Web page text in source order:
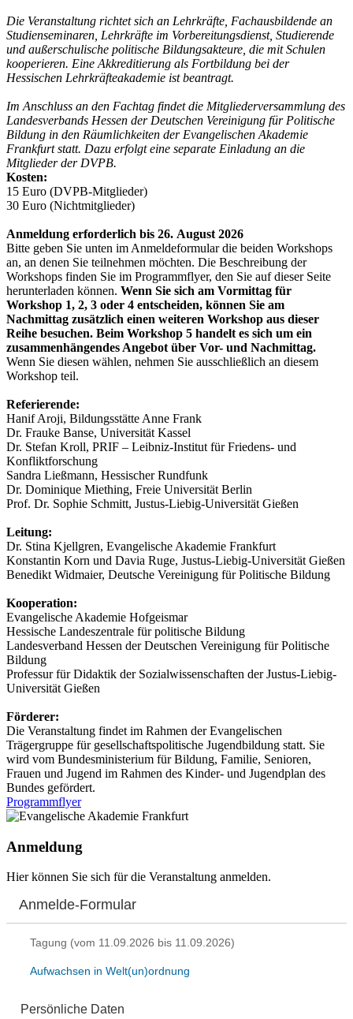
Die Veranstaltung richtet sich an Lehrkräfte, Fachausbildende an
Studienseminaren, Lehrkräfte im Vorbereitungsdienst, ­Studierende
und außerschulische politische Bildungsakteure, die mit Schulen
kooperieren. Eine Akkreditierung als Fortbildung bei der
Hessischen Lehrkräfteakademie ist beantragt.
Im Anschluss an den Fachtag findet die Mitgliederversammlung des
Landesverbands Hessen der Deutschen Vereinigung für Politische
Bildung in den Räumlichkeiten der Evangelischen Akademie
Frankfurt statt. Dazu erfolgt eine separate Einladung an die
Mitglieder der DVPB.
Kosten:
15 Euro (DVPB-Mitglieder)
30 Euro (Nichtmitglieder)
Anmeldung erforderlich bis 26. August 2026
Bitte geben Sie unten im Anmeldeformular die beiden Workshops
an, an denen Sie teilnehmen möchten. Die Beschreibung der
Workshops finden Sie im Programmflyer, den Sie auf dieser Seite
herunterladen können. Wenn Sie sich am Vormittag für
Workshop 1, 2, 3 oder 4 entscheiden, können Sie am
Nachmittag zusätzlich einen weiteren Workshop aus dieser
Reihe besuchen. Beim Workshop 5 handelt es sich um ein
zusammenhängendes Angebot über Vor- und Nachmittag.
Wenn Sie diesen wählen, nehmen Sie ausschließlich an diesem
Workshop teil.
Referierende:
Hanif Aroji, Bildungsstätte Anne Frank
Dr. Frauke Banse, Universität Kassel
Dr. Stefan Kroll, PRIF – Leibniz-Institut für Friedens- und
Konfliktforschung
Sandra Ließmann, Hessischer Rundfunk
Dr. Dominique Miething, Freie Universität Berlin
Prof. Dr. Sophie Schmitt, Justus-Liebig-Universität Gießen
Leitung:
Dr. Stina Kjellgren, Evangelische Akademie Frankfurt
Konstantin Korn und Davia Ruge, Justus-Liebig-Universität Gießen
Benedikt Widmaier, Deutsche Vereinigung für Politische Bildung
Kooperation:
Evangelische Akademie Hofgeismar
Hessische Landeszentrale für politische Bildung
Landesverband Hessen der Deutschen Vereinigung für Politische
Bildung
Professur für Didaktik der Sozialwissenschaften der Justus-Liebig-
Universität Gießen
Förderer:
Die Veranstaltung findet im Rahmen der Evangelischen
Trägergruppe für gesellschaftspolitische Jugendbildung statt. Sie
wird vom Bundesministerium für Bildung, Familie, Senioren,
Frauen und Jugend im Rahmen des Kinder- und Jugendplan des
Bundes gefördert.
Programmflyer
Anmeldung
Hier können Sie sich für die Veranstaltung anmelden.